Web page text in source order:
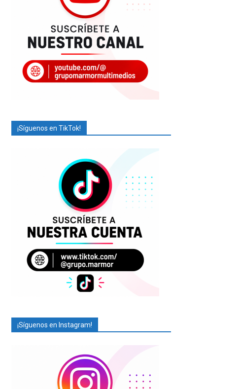
¡Síguenos en TikTok!
¡Síguenos en Instagram!